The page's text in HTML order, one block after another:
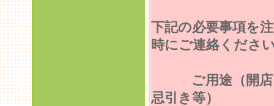
下記の必要事項を
時にご連絡くださ
ご用途（開店
忌引き等）